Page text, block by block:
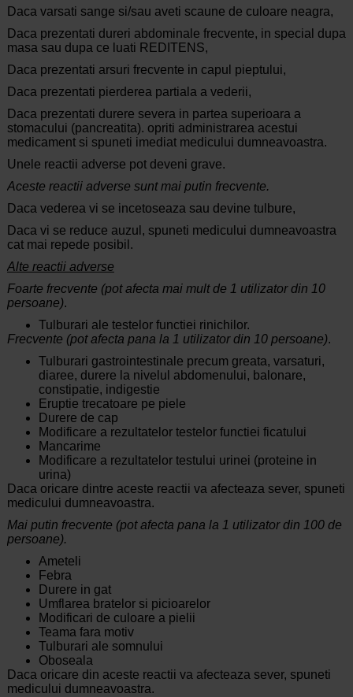
Daca varsati sange si/sau aveti scaune de culoare neagra,
Daca prezentati dureri abdominale frecvente, in special dupa
masa sau dupa ce luati REDITENS,
Daca prezentati arsuri frecvente in capul pieptului,
Daca prezentati pierderea partiala a vederii,
Daca prezentati durere severa in partea superioara a
stomacului (pancreatita). opriti administrarea acestui
medicament si spuneti imediat medicului dumneavoastra.
Unele reactii adverse pot deveni grave.
Aceste reactii adverse sunt mai putin frecvente.
Daca vederea vi se incetoseaza sau devine tulbure,
Daca vi se reduce auzul, spuneti medicului dumneavoastra
cat mai repede posibil.
Alte reactii adverse
Foarte frecvente (pot afecta mai mult de 1 utilizator din 10
persoane).
Tulburari ale testelor functiei rinichilor.
Frecvente (pot afecta pana la 1 utilizator din 10 persoane).
Tulburari gastrointestinale precum greata, varsaturi,
diaree, durere la nivelul abdomenului, balonare,
constipatie, indigestie
Eruptie trecatoare pe piele
Durere de cap
Modificare a rezultatelor testelor functiei ficatului
Mancarime
Modificare a rezultatelor testului urinei (proteine in
urina)
Daca oricare dintre aceste reactii va afecteaza sever, spuneti
medicului dumneavoastra.
Mai putin frecvente (pot afecta pana la 1 utilizator din 100 de
persoane).
Ameteli
Febra
Durere in gat
Umflarea bratelor si picioarelor
Modificari de culoare a pielii
Teama fara motiv
Tulburari ale somnului
Oboseala
Daca oricare din aceste reactii va afecteaza sever, spuneti
medicului dumneavoastra.